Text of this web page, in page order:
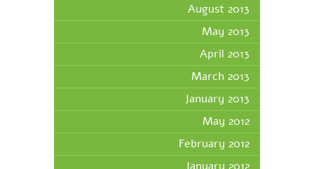
August 2013
May 2013
April 2013
March 2013
January 2013
May 2012
February 2012
January 2012